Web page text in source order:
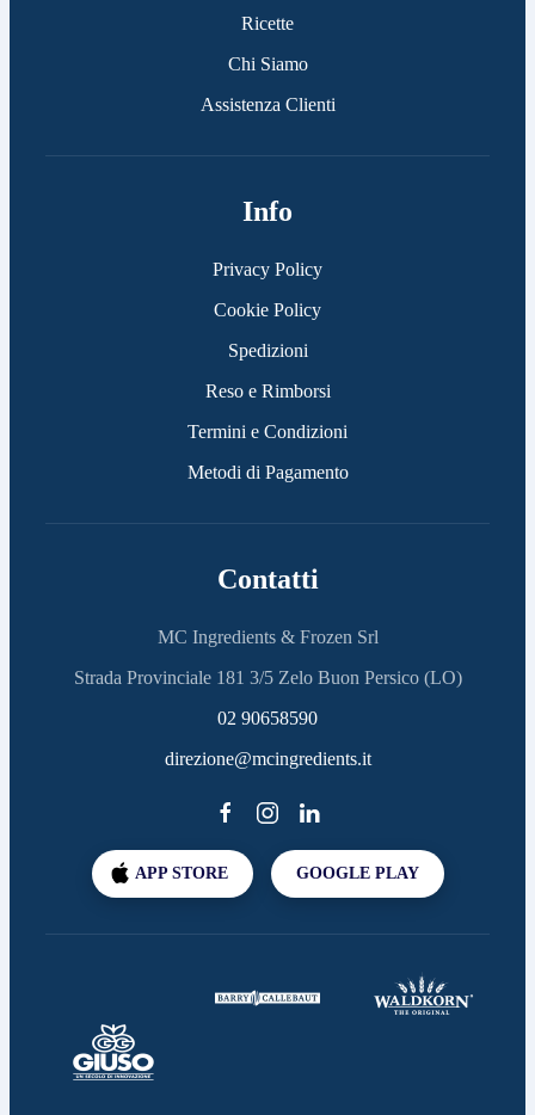
Ricette
Chi Siamo
Assistenza Clienti
Info
Privacy Policy
Cookie Policy
Spedizioni
Reso e Rimborsi
Termini e Condizioni
Metodi di Pagamento
Contatti
MC Ingredients & Frozen Srl
Strada Provinciale 181 3/5 Zelo Buon Persico (LO)
02 90658590
direzione@mcingredients.it
APP STORE GOOGLE PLAY